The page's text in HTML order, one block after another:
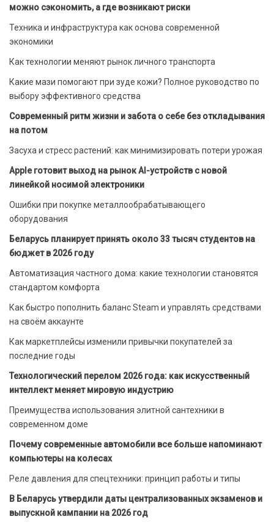
можно сэкономить, а где возникают риски
Техника и инфраструктура как основа современной
экономики
Как технологии меняют рынок личного транспорта
Какие мази помогают при зуде кожи? Полное руководство по
выбору эффективного средства
Современный ритм жизни и забота о себе без откладывания
на потом
Засуха и стресс растений: как минимизировать потери урожая
Apple готовит выход на рынок AI-устройств с новой
линейкой носимой электроники
Ошибки при покупке металлообрабатывающего
оборудования
Беларусь планирует принять около 33 тысяч студентов на
бюджет в 2026 году
Автоматизация частного дома: какие технологии становятся
стандартом комфорта
Как быстро пополнить баланс Steam и управлять средствами
на своём аккаунте
Как маркетплейсы изменили привычки покупателей за
последние годы
Технологический перелом 2026 года: как искусственный
интеллект меняет мировую индустрию
Преимущества использования элитной сантехники в
современном доме
Почему современные автомобили все больше напоминают
компьютеры на колесах
Реле давления для спецтехники: принцип работы и типы
В Беларусь утвердили даты централизованных экзаменов и
выпускной кампании на 2026 год